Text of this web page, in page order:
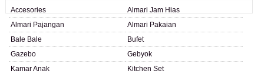
Accesories
Almari Jam Hias
Almari Pajangan
Almari Pakaian
Bale Bale
Bufet
Gazebo
Gebyok
Kamar Anak
Kitchen Set